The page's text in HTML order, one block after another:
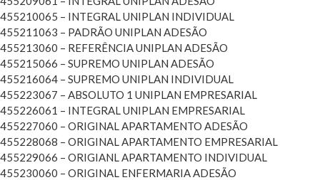
455210065 – INTEGRAL UNIPLAN INDIVIDUAL
455211063 – PADRÃO UNIPLAN ADESÃO
455213060 – REFERÊNCIA UNIPLAN ADESÃO
455215066 – SUPREMO UNIPLAN ADESÃO
455216064 – SUPREMO UNIPLAN INDIVIDUAL
455223067 – ABSOLUTO 1 UNIPLAN EMPRESARIAL
455226061 – INTEGRAL UNIPLAN EMPRESARIAL
455227060 – ORIGINAL APARTAMENTO ADESÃO
455228068 – ORIGINAL APARTAMENTO EMPRESARIAL
455229066 – ORIGIANL APARTAMENTO INDIVIDUAL
455230060 – ORIGINAL ENFERMARIA ADESÃO